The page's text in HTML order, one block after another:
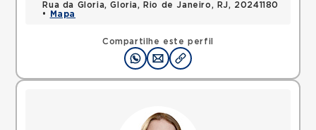
Compartilhe este perfil
Rua da Gloria, Gloria, Rio de Janeiro, RJ, 20241180
•
Mapa